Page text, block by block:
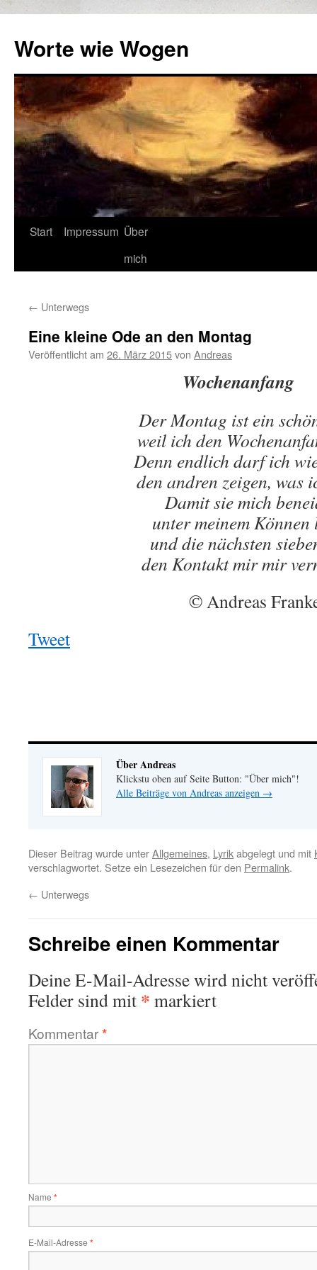
springen
Worte wie Wogen
Start Impressum Über
mich
← Unterwegs
Eine kleine Ode an den Montag
Veröffentlicht am 26. März 2015von Andreas
Wochenanfang
Der Montag ist ein
weil ich den
Denn endlich darf ich
den andren zeigen, was
Damit sie mich
unter meinem Können
und die nächsten
den Kontakt mir mir
© Andreas
Tweet
Über Andreas
Klickstu oben auf Seite Button: "Über mich"!
Alle Beiträge von Andreas anzeigen →
Dieser Beitrag wurde unterAllgemeines, Lyrikabgelegt und mit
verschlagwortet. Setze ein Lesezeichen für den Permalink.
← Unterwegs
Schreibe einen Kommentar
Deine E-Mail-Adresse wird nicht
Felder sind mit * markiert
Kommentar*
Name *
E-Mail-Adresse *